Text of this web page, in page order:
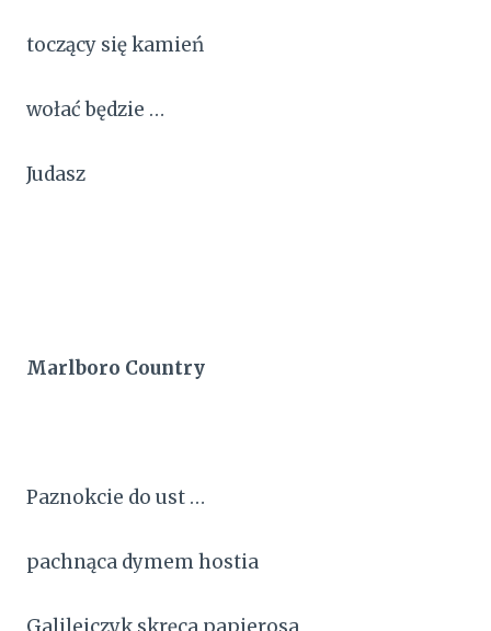
toczący się kamień
wołać będzie …
Judasz
Marlboro Country
Paznokcie do ust …
pachnąca dymem hostia